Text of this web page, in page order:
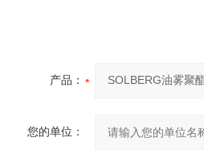
产品：
您的单位：